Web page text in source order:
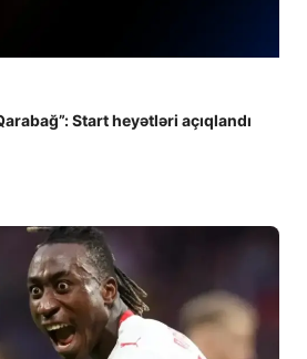
Start heyətləri açıqlandı